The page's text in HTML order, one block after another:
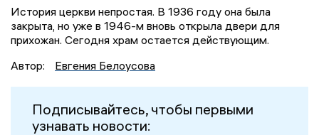
История церкви непростая. В 1936 году она была
закрыта, но уже в 1946-м вновь открыла двери для
прихожан. Сегодня храм остается действующим.
Автор:
Евгения Белоусова
Подписывайтесь, чтобы первыми
узнавать новости: